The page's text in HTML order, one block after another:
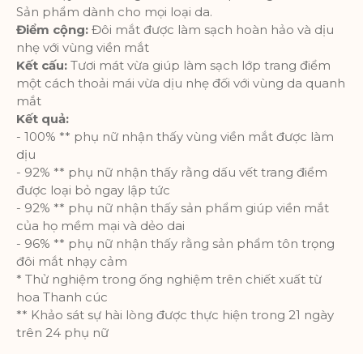
Sản phẩm dành cho mọi loại da.
Điểm cộng: Đôi mắt được làm sạch hoàn hảo và dịu
nhẹ với vùng viền mắt
Kết cấu: Tươi mát vừa giúp làm sạch lớp trang điểm
một cách thoải mái vừa dịu nhẹ đối với vùng da quanh
mắt
Kết quả:
- 100% ** phụ nữ nhận thấy vùng viền mắt được làm
dịu
- 92% ** phụ nữ nhận thấy rằng dấu vết trang điểm
được loại bỏ ngay lập tức
- 92% ** phụ nữ nhận thấy sản phẩm giúp viền mắt
của họ mềm mại và dẻo dai
- 96% ** phụ nữ nhận thấy rằng sản phẩm tôn trọng
đôi mắt nhạy cảm
* Thử nghiệm trong ống nghiệm trên chiết xuất từ
hoa Thanh cúc
** Khảo sát sự hài lòng được thực hiện trong 21 ngày
trên 24 phụ nữ
đối tượng hơn. Ngoài ra, trải nghiệm
người dùng tùy chỉnh hơn có thể
được cung cấp theo thông tin thu
thập được.
Một bộ cookie để thu thập thông tin
và báo cáo về số liệu thống kê sử
dụng trang web mà không nhận dạng
cá nhân từng khách truy cập vào
Google.
Thông số sản phẩm